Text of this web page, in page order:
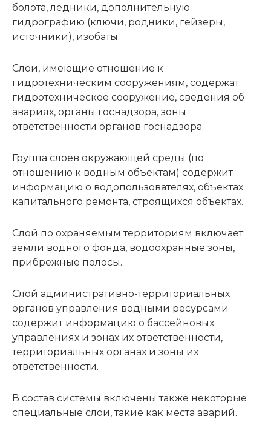
болота, ледники, дополнительную
гидрографию (ключи, родники, гейзеры,
источники), изобаты.
Слои, имеющие отношение к
гидротехническим сооружениям, содержат:
гидротехническое сооружение, сведения об
авариях, органы госнадзора, зоны
ответственности органов госнадзора.
Группа слоев окружающей среды (по
отношению к водным объектам) содержит
информацию о водопользователях, объектах
капитального ремонта, строящихся объектах.
Слой по охраняемым территориям включает:
земли водного фонда, водоохранные зоны,
прибрежные полосы.
Слой административно-территориальных
органов управления водными ресурсами
содержит информацию о бассейновых
управлениях и зонах их ответственности,
территориальных органах и зоны их
ответственности.
В состав системы включены также некоторые
специальные слои, такие как места аварий.